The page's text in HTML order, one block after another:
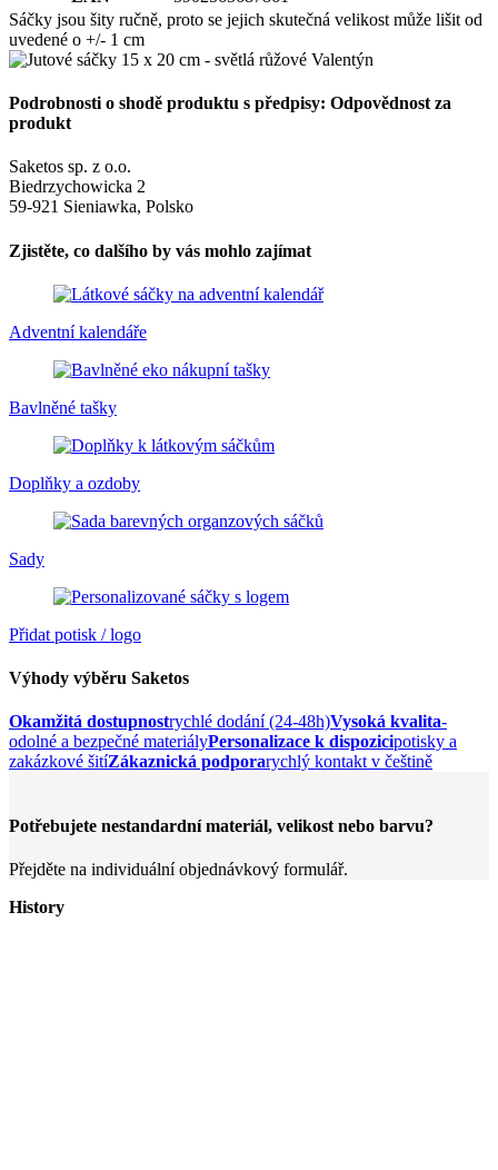
Sáčky jsou šity ručně, proto se jejich skutečná velikost může lišit od
uvedené o +/- 1 cm
Podrobnosti o shodě produktu s předpisy: Odpovědnost za
produkt
Saketos sp. z o.o.
Biedrzychowicka 2
59-921 Sieniawka, Polsko
Zjistěte, co dalšího by vás mohlo zajímat
Adventní kalendáře
Bavlněné tašky
Doplňky a ozdoby
Sady
Přidat potisk / logo
Výhody výběru Saketos
Okamžitá dostupnostrychlé dodání (24-48h)Vysoká kvalita-
odolné a bezpečné materiályPersonalizace k dispozicipotisky a
zakázkové šitíZákaznická podporarychlý kontakt v češtině
Potřebujete nestandardní materiál, velikost nebo barvu?
Přejděte na individuální objednávkový formulář.
History